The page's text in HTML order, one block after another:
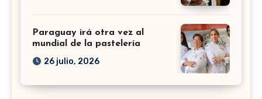
Paraguay irá otra vez al
mundial de la pastelería
26 julio, 2026